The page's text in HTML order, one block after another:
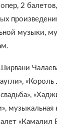
2
музыки,
«Король
«Камалил